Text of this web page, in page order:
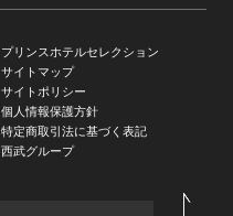
プリンスホテルセレクション
サイトマップ
サイトポリシー
個人情報保護方針
特定商取引法に基づく表記
西武グループ